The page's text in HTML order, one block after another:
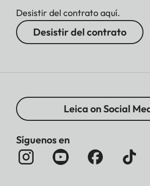
Desistir del contrato aquí.
Desistir del contrato
Leica on Social
Síguenos en